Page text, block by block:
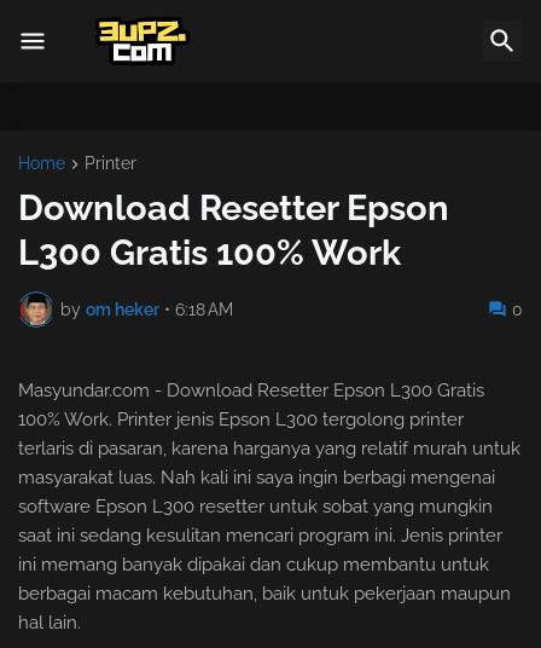
Home Printer
Download Resetter Epson
L300 Gratis 100% Work
by om heker • 6:18 AM 0
Masyundar.com - Download Resetter Epson L300 Gratis
100% Work. Printer jenis Epson L300 tergolong printer
terlaris di pasaran, karena harganya yang relatif murah untuk
masyarakat luas. Nah kali ini saya ingin berbagi mengenai
software Epson L300 resetter untuk sobat yang mungkin
saat ini sedang kesulitan mencari program ini. Jenis printer
ini memang banyak dipakai dan cukup membantu untuk
berbagai macam kebutuhan, baik untuk pekerjaan maupun
hal lain.